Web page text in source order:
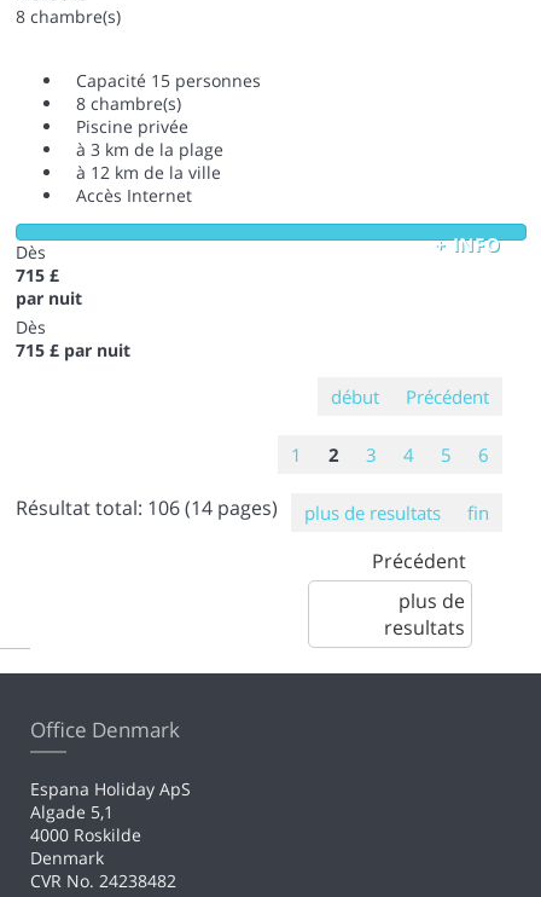
8 chambre(s)
Capacité 15 personnes
8 chambre(s)
Piscine privée
à 3 km de la plage
à 12 km de la ville
Accès Internet
+ INFO
Dès
715 £
par nuit
Dès
715 £par nuit
Résultat total: 106(14 pages)
début Précédent
1 2 3 4 5 6
plus de resultats fin
Précédent
plus de
resultats
Office Denmark
Espana Holiday ApS
Algade 5,1
4000 Roskilde
Denmark
CVR No. 24238482